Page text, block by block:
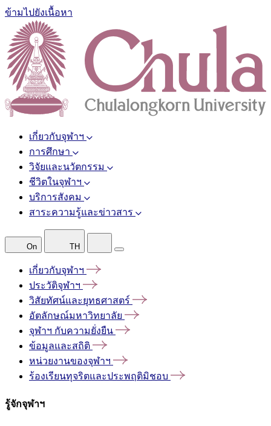
ข้ามไปยังเนื้อหา
เกี่ยวกับจุฬาฯ
การศึกษา
วิจัยและนวัตกรรม
ชีวิตในจุฬาฯ
บริการสังคม
สาระความรู้และข่าวสาร
On TH
เกี่ยวกับจุฬาฯ
ประวัติจุฬาฯ
วิสัยทัศน์และยุทธศาสตร์
อัตลักษณ์มหาวิทยาลัย
จุฬาฯ กับความยั่งยืน
ข้อมูลและสถิติ
หน่วยงานของจุฬาฯ
ร้องเรียนทุจริตและประพฤติมิชอบ
รู้จักจุฬาฯ